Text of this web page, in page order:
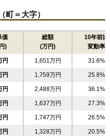
町＝大字）
価
)
総額
(万円)
10年前比
変動率
円 1,651万円 31.6%
円 1,759万円 25.8%
円 2,488万円 36.1%
円 1,637万円 27.3%
円 1,747万円 26.5%
円 1,328万円 20.5%